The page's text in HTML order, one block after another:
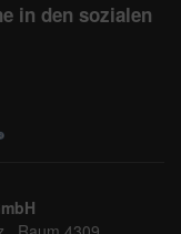
in den sozialen